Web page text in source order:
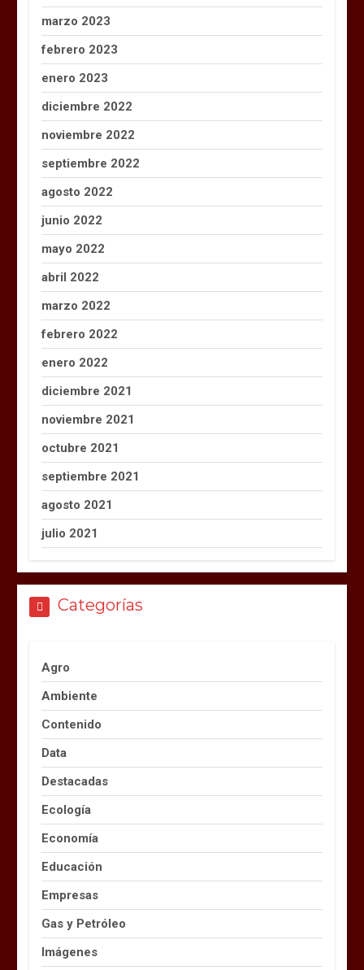
marzo 2023
febrero 2023
enero 2023
diciembre 2022
noviembre 2022
septiembre 2022
agosto 2022
junio 2022
mayo 2022
abril 2022
marzo 2022
febrero 2022
enero 2022
diciembre 2021
noviembre 2021
octubre 2021
septiembre 2021
agosto 2021
julio 2021
Categorías
Agro
Ambiente
Contenido
Data
Destacadas
Ecología
Economía
Educación
Empresas
Gas y Petróleo
Imágenes